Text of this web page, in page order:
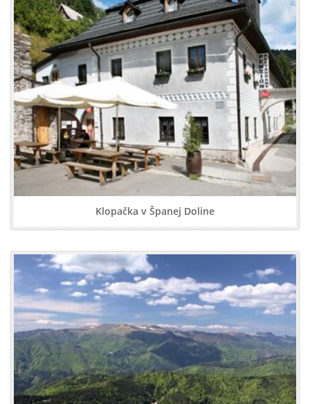
Klopačka v Španej Doline